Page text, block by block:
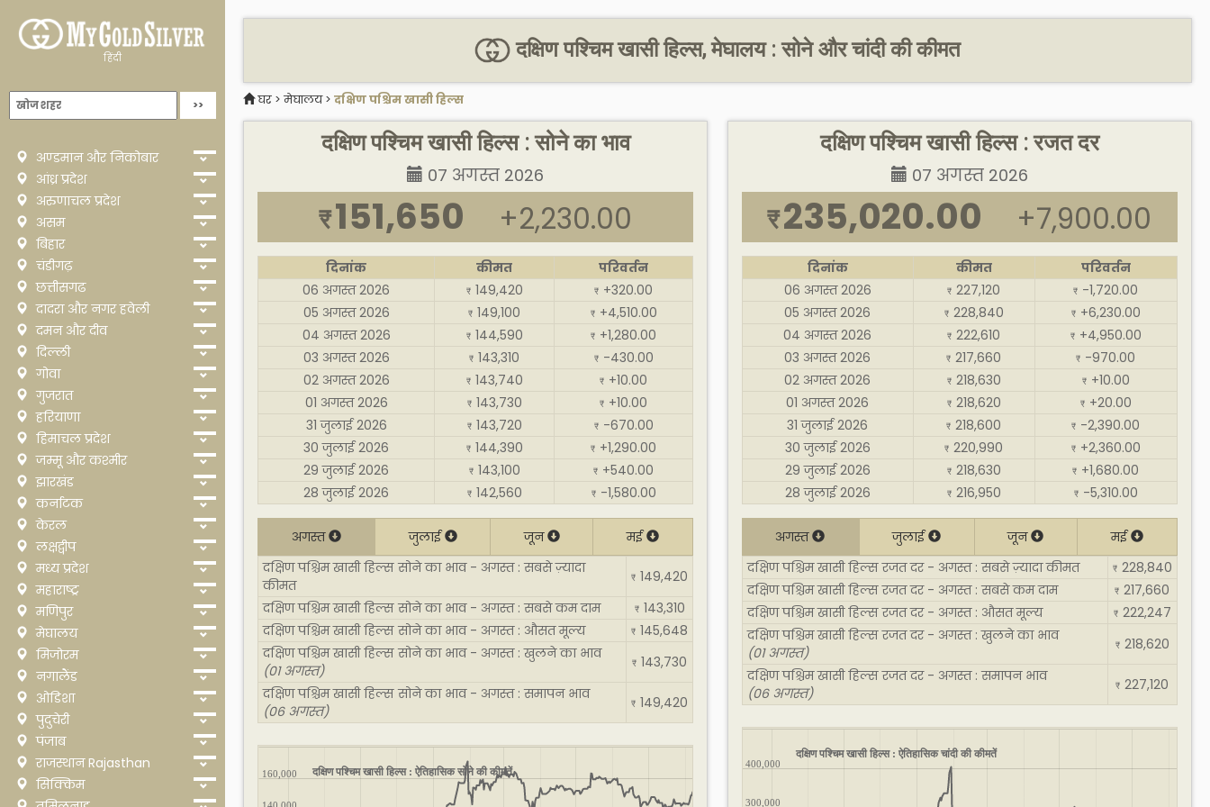
हिंदी
अण्डमान और निकोबार
आंध्र प्रदेश
अरुणाचल प्रदेश
असम
बिहार
चंडीगढ़
छत्तीसगढ
दादरा और नगर हवेली
दमन और दीव
दिल्ली
गोवा
गुजरात
हरियाणा
हिमाचल प्रदेश
जम्मू और कश्मीर
झारखंड
कर्नाटक
केरल
लक्षद्वीप
मध्य प्रदेश
महाराष्ट्र
मणिपुर
मेघालय
मिजोरम
नगालैंड
ओडिशा
पुदुचेरी
पंजाब
राजस्थान Rajasthan
सिक्किम
दक्षिण पश्चिम खासी हिल्स, मेघालय : सोने और चांदी की कीमत
घर > मेघालय> दक्षिण पश्चिम खासी हिल्स
दक्षिण पश्चिम खासी हिल्स : सोने का भाव
07 अगस्त 2026
₹151,650 +2,230.00
दिनांक कीमत
परिवर्तन
06 अगस्त 2026
₹ 149,420 ₹ +320.00
05 अगस्त 2026
₹ 149,100 ₹ +4,510.00
04 अगस्त 2026
₹ 144,590 ₹ +1,280.00
03 अगस्त 2026
₹ 143,310 ₹ -430.00
02 अगस्त 2026
₹ 143,740 ₹ +10.00
01 अगस्त 2026
₹ 143,730 ₹ +10.00
31 जुलाई 2026
₹ 143,720 ₹ -670.00
30 जुलाई 2026
₹ 144,390 ₹ +1,290.00
29 जुलाई 2026
₹ 143,100 ₹ +540.00
28 जुलाई 2026
₹ 142,560 ₹ -1,580.00
अगस्त जुलाई जून
मई
दक्षिण पश्चिम खासी हिल्स सोने का भाव - अगस्त : सबसे ज़्यादा
कीमत
₹ 149,420
दक्षिण पश्चिम खासी हिल्स सोने का भाव - अगस्त : सबसे कम दाम
₹ 143,310
दक्षिण पश्चिम खासी हिल्स सोने का भाव - अगस्त : औसत मूल्य
₹ 145,648
दक्षिण पश्चिम खासी हिल्स सोने का भाव - अगस्त : खुलने का भाव
(01 अगस्त)
₹ 143,730
दक्षिण पश्चिम खासी हिल्स सोने का भाव - अगस्त : समापन भाव
(06 अगस्त)
₹ 149,420
दक्षिण पश्चिम खासी हिल्स : ऐतिहासिक सोने की कीमतें
160,000
दक्षिण पश्चिम खासी हिल्स : रजत दर
07 अगस्त 2026
₹235,020.00 +7,900.00
दिनांक कीमत
परिवर्तन
06 अगस्त 2026
₹ 227,120 ₹ -1,720.00
05 अगस्त 2026
₹ 228,840 ₹ +6,230.00
04 अगस्त 2026
₹ 222,610 ₹ +4,950.00
03 अगस्त 2026
₹ 217,660 ₹ -970.00
02 अगस्त 2026
₹ 218,630 ₹ +10.00
01 अगस्त 2026
₹ 218,620 ₹ +20.00
31 जुलाई 2026
₹ 218,600 ₹ -2,390.00
30 जुलाई 2026
₹ 220,990 ₹ +2,360.00
29 जुलाई 2026
₹ 218,630 ₹ +1,680.00
28 जुलाई 2026
₹ 216,950 ₹ -5,310.00
अगस्त जुलाई जून
मई
दक्षिण पश्चिम खासी हिल्स रजत दर - अगस्त : सबसे ज़्यादा कीमत
₹ 228,840
दक्षिण पश्चिम खासी हिल्स रजत दर - अगस्त : सबसे कम दाम
₹ 217,660
दक्षिण पश्चिम खासी हिल्स रजत दर - अगस्त : औसत मूल्य
₹ 222,247
दक्षिण पश्चिम खासी हिल्स रजत दर - अगस्त : खुलने का भाव
(01 अगस्त)
₹ 218,620
दक्षिण पश्चिम खासी हिल्स रजत दर - अगस्त : समापन भाव
(06 अगस्त)
₹ 227,120
दक्षिण पश्चिम खासी हिल्स : ऐतिहासिक चांदी की कीमतें
300,000
400,000